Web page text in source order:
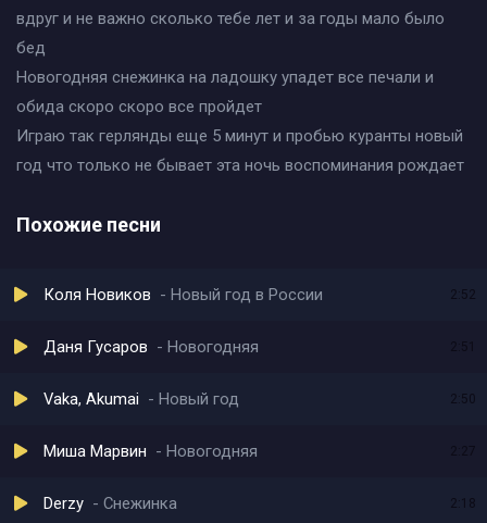
вдруг и не важно сколько тебе лет и за годы мало было
бед
Новогодняя снежинка на ладошку упадет все печали и
обида скоро скоро все пройдет
Играю так герлянды еще 5 минут и пробью куранты новый
год что только не бывает эта ночь воспоминания рождает
Похожие песни
Коля Новиков Новый год в России 2:52
Даня Гусаров Новогодняя
Vaka, Akumai Новый год 2:50
Миша Марвин Новогодняя
Derzy Снежинка 2:18